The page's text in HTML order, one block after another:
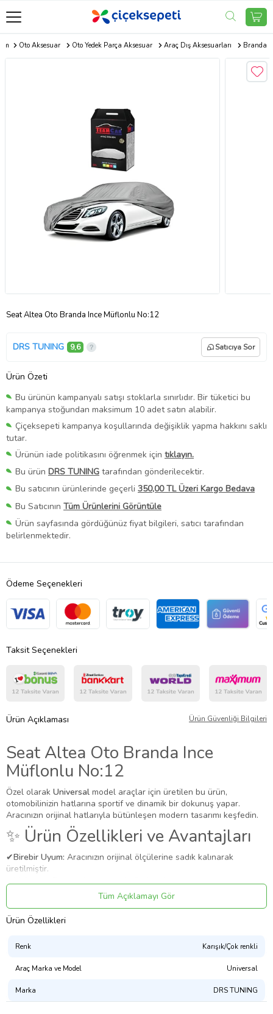
Oto Aksesuar Oto Yedek Parça Aksesuar Araç Dış Aksesuarları Branda
Seat Altea Oto Branda Ince Müflonlu No:12
DRS TUNING 9,6 Satıcıya Sor
Ürün Özeti
Bu ürünün kampanyalı satışı stoklarla sınırlıdır. Bir tüketici bu
kampanya stoğundan maksimum 10 adet satın alabilir.
Çiçeksepeti kampanya koşullarında değişiklik yapma hakkını saklı
tutar.
Ürünün iade politikasını öğrenmek için tıklayın.
Bu ürün DRS TUNING tarafından gönderilecektir.
Bu satıcının ürünlerinde geçerli 350,00 TL Üzeri Kargo Bedava
Bu Satıcının Tüm Ürünlerini Görüntüle
Ürün sayfasında gördüğünüz fiyat bilgileri, satıcı tarafından
belirlenmektedir.
Ödeme Seçenekleri
Taksit Seçenekleri
Ürün Açıklaması Ürün Güvenliği Bilgileri
Seat Altea Oto Branda Ince
Müflonlu No:12
Özel olarak Universal model araçlar için üretilen bu ürün,
otomobilinizin hatlarına sportif ve dinamik bir dokunuş yapar.
Aracınızın orijinal hatlarıyla bütünleşen modern tasarımı keşfedin.
✨ Ürün Özellikleri ve Avantajları
✔Birebir Uyum: Aracınızın orijinal ölçülerine sadık kalınarak
üretilmiştir.
Aracınızın ölçülerine uygundur. Montaj işlemi el yatkınlığı
gerektirebilir.
Paket İçeriği
Güvenli Teslimat
Siparişleriniz darbe emici özel ambalajlarla, kargoda zarar
görmeyecek şekilde paketlenerek tarafınıza ulaştırılır. %100
Tüm Açıklamayı Gör
Ürün Özellikleri
Renk Karışık/Çok renkli
Araç Marka ve Model Universal
Marka DRS TUNING